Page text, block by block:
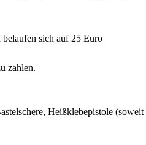
sich auf 25 Euro
zahlen.
Heißklebepistole (soweit